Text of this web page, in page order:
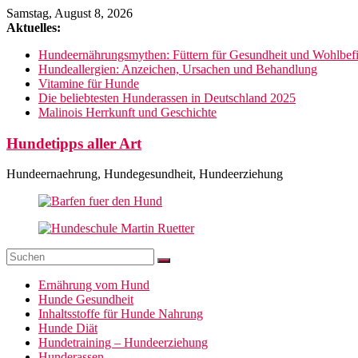
Zum
Inhalt
Samstag, August 8, 2026
Aktuelles:
Hundeernährungsmythen: Füttern für Gesundheit und
Hundeallergien: Anzeichen, Ursachen und Behandlung
Vitamine für Hunde
Die beliebtesten Hunderassen in Deutschland 2025
Malinois Herrkunft und Geschichte
Hundetipps aller Art
Hundeernaehrung, Hundegesundheit, Hundeerziehung
Ernährung vom Hund
Hunde Gesundheit
Inhaltsstoffe für Hunde Nahrung
Hunde Diät
Hundetraining – Hundeerziehung